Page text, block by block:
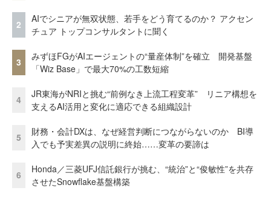
2
AIでシニアが無双状態、若手をどう育てるのか？ アクセン
チュア トップコンサルタントに聞く
3
みずほFGがAIエージェントの“量産体制”を確立 開発基盤
「Wiz Base」で最大70%の工数短縮
4
JR東海がNRIと挑む“前例なき上流工程変革” リニア構想を
支えるAI活用と変化に適応できる組織設計
5
財務・会計DXは、なぜ経営判断につながらないのか BI導
入でも予実差異の説明に終始……変革の要諦は
6
Honda／三菱UFJ信託銀行が挑む、“統治”と“俊敏性”を共存
させたSnowflake基盤構築